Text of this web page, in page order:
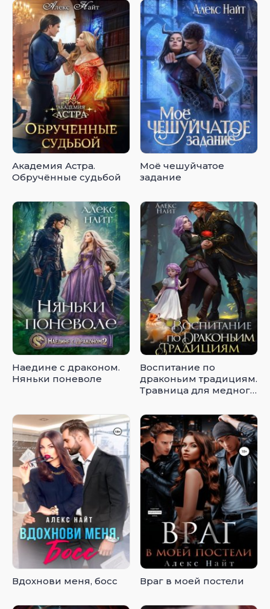
Академия Астра.
Обручённые судьбой
Моё чешуйчатое
задание
Наедине с драконом.
Няньки поневоле
Воспитание по
драконьим традициям.
Травница для медного
Вдохнови меня, босс Враг в моей постели